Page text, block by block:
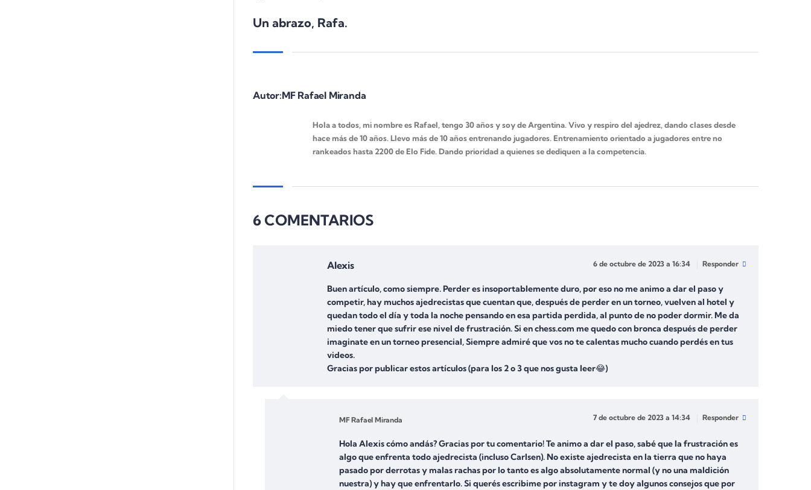
Un abrazo, Rafa.
Autor:MF Rafael Miranda
Hola a todos, mi nombre es Rafael, tengo 30 años y soy de Argentina. Vivo y respiro del ajedrez, dando clases desde
hace más de 10 años. Llevo más de 10 años entrenando jugadores. Entrenamiento orientado a jugadores entre no
rankeados hasta 2200 de Elo Fide. Dando prioridad a quienes se dediquen a la competencia.
6 COMENTARIOS
Alexis 6 de octubre de 2023 a 16:34 Responder
Buen artículo, como siempre. Perder es insoportablemente duro, por eso no me animo a dar el paso y
competir, hay muchos ajedrecistas que cuentan que, después de perder en un torneo, vuelven al hotel y
quedan todo el día y toda la noche pensando en esa partida perdida, al punto de no poder dormir. Me da
miedo tener que sufrir ese nivel de frustración. Si en chess.com me quedo con bronca después de perder
imaginate en un torneo presencial, Siempre admiré que vos no te calentas mucho cuando perdés en tus
videos.
Gracias por publicar estos artículos (para los 2 o 3 que nos gusta leer😂)
MF Rafael Miranda 7 de octubre de 2023 a 14:34 Responder
Hola Alexis cómo andás? Gracias por tu comentario! Te animo a dar el paso, sabé que la frustración es
algo que enfrenta todo ajedrecista (incluso Carlsen). No existe ajedrecista en la tierra que no haya
pasado por derrotas y malas rachas por lo tanto es algo absolutamente normal (y no una maldición
nuestra) y hay que enfrentarlo. Si querés escribime por instagram y te doy algunos consejos que por